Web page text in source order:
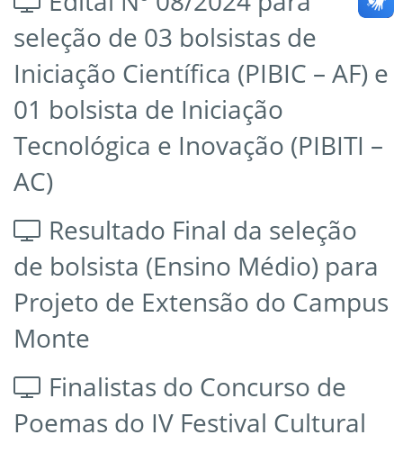
seleção de 03 bolsistas de
Iniciação Científica (PIBIC – AF) e
01 bolsista de Iniciação
Tecnológica e Inovação (PIBITI –
AC)
Resultado Final da seleção
de bolsista (Ensino Médio) para
Projeto de Extensão do Campus
Monte
Finalistas do Concurso de
Poemas do IV Festival Cultural